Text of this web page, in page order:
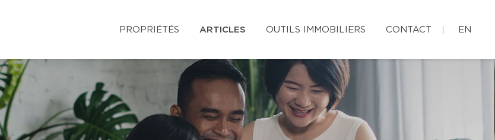
PROPRIÉTÉS ARTICLES OUTILS IMMOBILIERS CONTACT EN